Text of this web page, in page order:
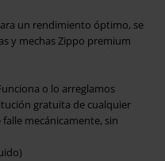
un rendimiento óptimo, se
y mechas Zippo premium
o lo arreglamos
gratuita de cualquier
mecánicamente, sin